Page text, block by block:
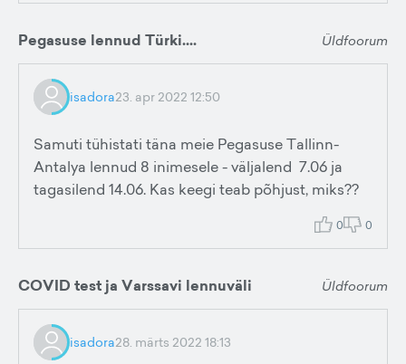
Pegasuse lennud Türki.... Üldfoorum
isadora23. apr 2022 12:50
Samuti tühistati täna meie Pegasuse Tallinn-
Antalya lennud 8 inimesele - väljalend 7.06 ja
tagasilend 14.06. Kas keegi teab põhjust, miks??
0 0
COVID test ja Varssavi lennuväli Üldfoorum
isadora28. märts 2022 18:13